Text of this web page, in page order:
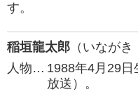
す。
稲垣龍太郎 （いながき
人物… 1988年4月29
放送）。